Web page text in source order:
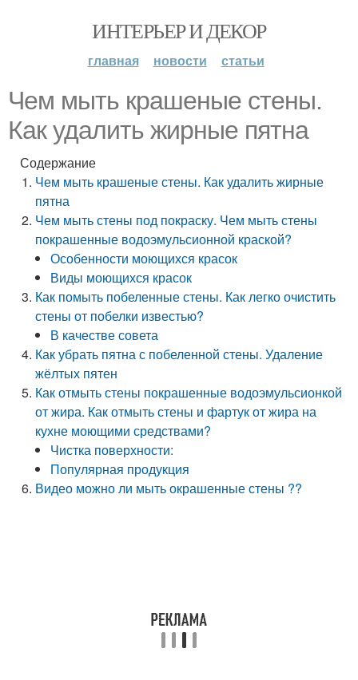
ИНТЕРЬЕР И ДЕКОР
главная новости статьи
Чем мыть крашеные стены.
Как удалить жирные пятна
Содержание
Чем мыть крашеные стены. Как удалить жирные
пятна
Чем мыть стены под покраску. Чем мыть стены
покрашенные водоэмульсионной краской?
Особенности моющихся красок
Виды моющихся красок
Как помыть побеленные стены. Как легко очистить
стены от побелки известью?
В качестве совета
Как убрать пятна с побеленной стены. Удаление
жёлтых пятен
Как отмыть стены покрашенные водоэмульсионкой
от жира. Как отмыть стены и фартук от жира на
кухне моющими средствами?
Чистка поверхности:
Популярная продукция
Видео можно ли мыть окрашенные стены ??